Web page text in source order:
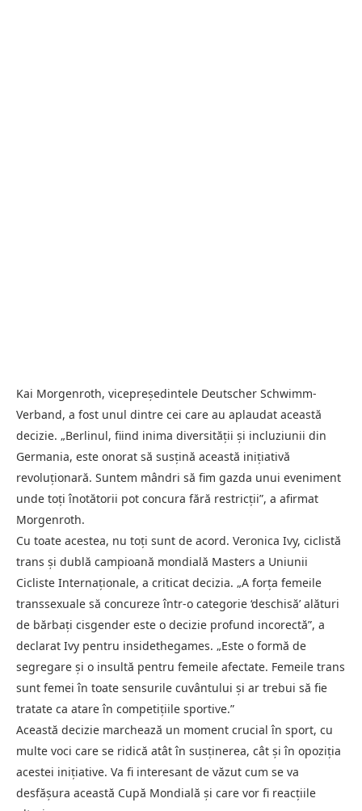
Kai Morgenroth, vicepreședintele Deutscher Schwimm-
Verband, a fost unul dintre cei care au aplaudat această
decizie. „Berlinul, fiind inima diversității și incluziunii din
Germania, este onorat să susțină această inițiativă
revoluționară. Suntem mândri să fim gazda unui eveniment
unde toți înotătorii pot concura fără restricții”, a afirmat
Morgenroth.
Cu toate acestea, nu toți sunt de acord. Veronica Ivy, ciclistă
trans și dublă campioană mondială Masters a Uniunii
Cicliste Internaționale, a criticat decizia. „A forța femeile
transsexuale să concureze într-o categorie ‘deschisă’ alături
de bărbați cisgender este o decizie profund incorectă”, a
declarat Ivy pentru insidethegames. „Este o formă de
segregare și o insultă pentru femeile afectate. Femeile trans
sunt femei în toate sensurile cuvântului și ar trebui să fie
tratate ca atare în competițiile sportive.”
Această decizie marchează un moment crucial în sport, cu
multe voci care se ridică atât în susținerea, cât și în opoziția
acestei inițiative. Va fi interesant de văzut cum se va
desfășura această Cupă Mondială și care vor fi reacțiile